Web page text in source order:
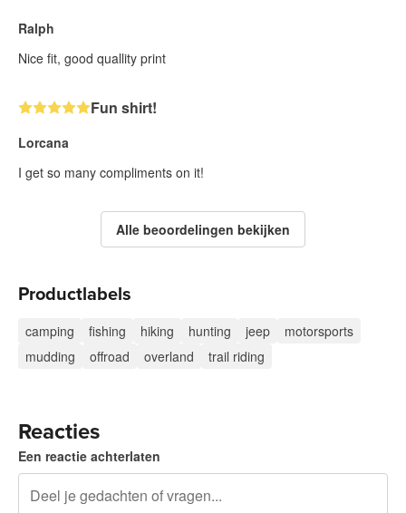
Ralph
Nice fit, good quallity print
Fun shirt!
Lorcana
I get so many compliments on it!
Alle beoordelingen bekijken
Productlabels
camping fishing hiking hunting jeep
motorsports
mudding
offroad overland trail riding
Reacties
Een reactie achterlaten